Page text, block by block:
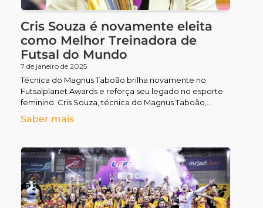
Cris Souza é novamente eleita
como Melhor Treinadora de
Futsal do Mundo
7 de janeiro de 2025
Técnica do Magnus Taboão brilha novamente no
Futsalplanet Awards e reforça seu legado no esporte
feminino. Cris Souza, técnica do Magnus Taboão,
conquistou pela segunda
Saber mais